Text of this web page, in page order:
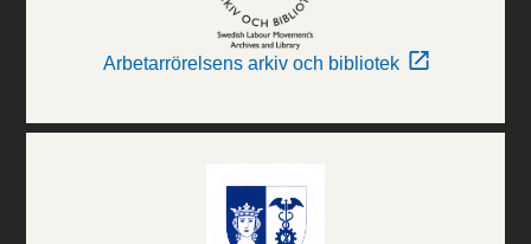
Arbetarrörelsens arkiv och bibliotek